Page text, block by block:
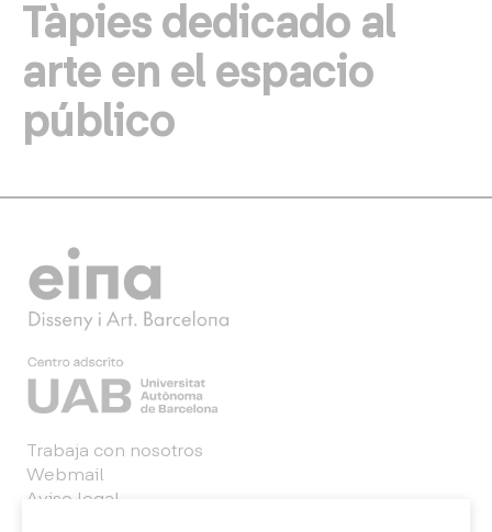
Tàpies dedicado al
arte en el espacio
público
Trabaja con nosotros
Webmail
Aviso legal